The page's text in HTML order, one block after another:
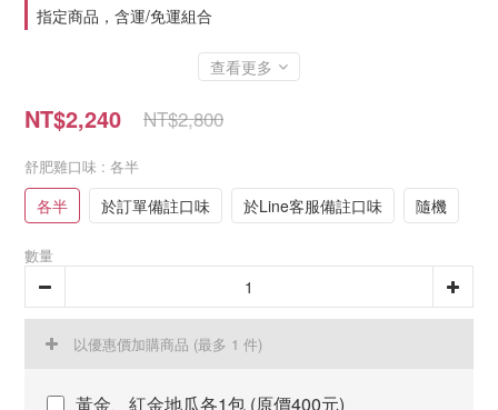
指定商品，含運/免運組合
查看更多
NT$2,240 NT$2,800
舒肥雞口味 : 各半
各半 於訂單備註口味 於Line客服備註口味 隨機
數量
以優惠價加購商品 (最多 1 件)
黃金、紅金地瓜各1包 (原價400元)